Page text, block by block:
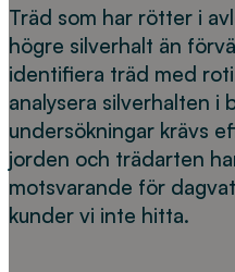
Träd som har rötter i
högre silverhalt än
identifiera träd med
analysera silverhalten i
undersökningar krävs
jorden och trädarten
motsvarande för
kunder vi inte hitta.